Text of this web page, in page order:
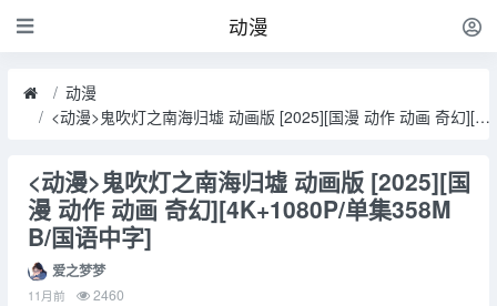
动漫
动漫
<动漫>鬼吹灯之南海归墟 动画版 [2025][国漫 动作 动画 奇幻][4K+1080P/单集358MB/国语中字]
<动漫>鬼吹灯之南海归墟 动画版 [2025][国
漫 动作 动画 奇幻][4K+1080P/单集358M
B/国语中字]
爱之梦梦
11月前 2460